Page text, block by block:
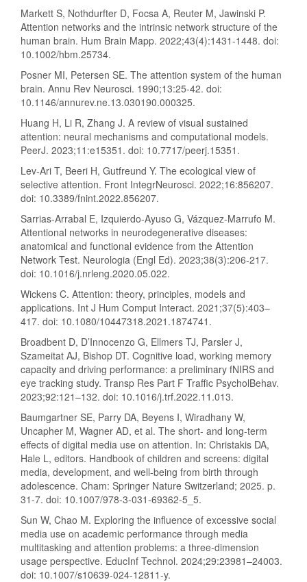
Markett S, Nothdurfter D, Focsa A, Reuter M, Jawinski P.
Attention networks and the intrinsic network structure of the
human brain. Hum Brain Mapp. 2022;43(4):1431-1448. doi:
10.1002/hbm.25734.
Posner MI, Petersen SE. The attention system of the human
brain. Annu Rev Neurosci. 1990;13:25-42. doi:
10.1146/annurev.ne.13.030190.000325.
Huang H, Li R, Zhang J. A review of visual sustained
attention: neural mechanisms and computational models.
PeerJ. 2023;11:e15351. doi: 10.7717/peerj.15351.
Lev-Ari T, Beeri H, Gutfreund Y. The ecological view of
selective attention. Front IntegrNeurosci. 2022;16:856207.
doi: 10.3389/fnint.2022.856207.
Sarrias-Arrabal E, Izquierdo-Ayuso G, Vázquez-Marrufo M.
Attentional networks in neurodegenerative diseases:
anatomical and functional evidence from the Attention
Network Test. Neurologia (Engl Ed). 2023;38(3):206-217.
doi: 10.1016/j.nrleng.2020.05.022.
Wickens C. Attention: theory, principles, models and
applications. Int J Hum Comput Interact. 2021;37(5):403–
417. doi: 10.1080/10447318.2021.1874741.
Broadbent D, D’Innocenzo G, Ellmers TJ, Parsler J,
Szameitat AJ, Bishop DT. Cognitive load, working memory
capacity and driving performance: a preliminary fNIRS and
eye tracking study. Transp Res Part F Traffic PsycholBehav.
2023;92:121–132. doi: 10.1016/j.trf.2022.11.013.
Baumgartner SE, Parry DA, Beyens I, Wiradhany W,
Uncapher M, Wagner AD, et al. The short- and long-term
effects of digital media use on attention. In: Christakis DA,
Hale L, editors. Handbook of children and screens: digital
media, development, and well-being from birth through
adolescence. Cham: Springer Nature Switzerland; 2025. p.
31-7. doi: 10.1007/978-3-031-69362-5_5.
Sun W, Chao M. Exploring the influence of excessive social
media use on academic performance through media
multitasking and attention problems: a three-dimension
usage perspective. EducInf Technol. 2024;29:23981–24003.
doi: 10.1007/s10639-024-12811-y.